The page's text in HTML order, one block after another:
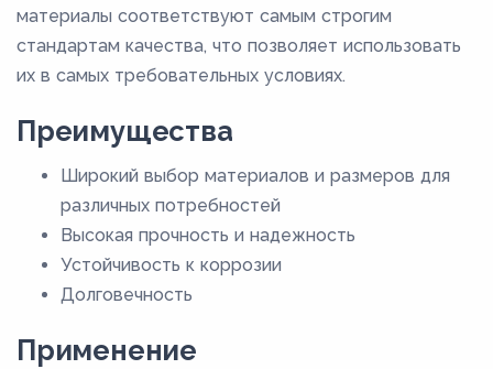
материалы соответствуют самым строгим
стандартам качества, что позволяет использовать
их в самых требовательных условиях.
Преимущества
Широкий выбор материалов и размеров для
различных потребностей
Высокая прочность и надежность
Устойчивость к коррозии
Долговечность
Применение